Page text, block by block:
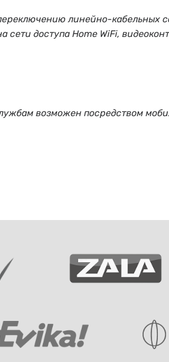
линейно-кабельных
доступа Home WiFi,
возможен посредством